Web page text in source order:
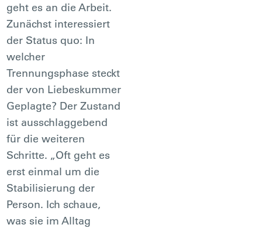
geht es an die Arbeit.
Zunächst interessiert
der Status quo: In
welcher
Trennungsphase steckt
der von Liebeskummer
Geplagte? Der Zustand
ist ausschlaggebend
für die weiteren
Schritte. „Oft geht es
erst einmal um die
Stabilisierung der
Person. Ich schaue,
was sie im Alltag